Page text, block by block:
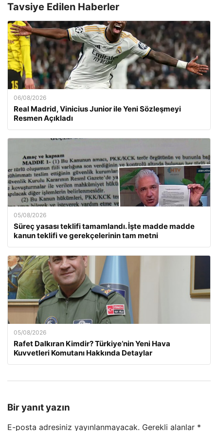
Tavsiye Edilen Haberler
06/08/2026
Real Madrid, Vinicius Junior ile Yeni Sözleşmeyi
Resmen Açıkladı
05/08/2026
Süreç yasası teklifi tamamlandı. İşte madde madde
kanun teklifi ve gerekçelerinin tam metni
05/08/2026
Rafet Dalkıran Kimdir? Türkiye’nin Yeni Hava
Kuvvetleri Komutanı Hakkında Detaylar
Bir yanıt yazın
E-posta adresiniz yayınlanmayacak. Gerekli alanlar *